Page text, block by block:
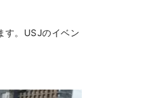
す。USJのイベン